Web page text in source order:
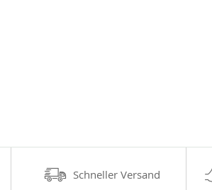
Schneller Versand